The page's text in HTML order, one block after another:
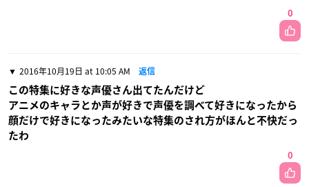
0
2016年10月19日 at 10:05 AM 返信
この特集に好きな声優さん出てたんだけど
アニメのキャラとか声が好きで声優を調べて好きになったから
顔だけで好きになったみたいな特集のされ方がほんと不快だっ
たわ
0